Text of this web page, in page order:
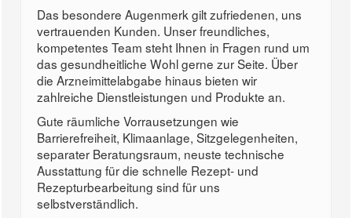
Das besondere Augenmerk gilt zufriedenen, uns
vertrauenden Kunden. Unser freundliches,
kompetentes Team steht Ihnen in Fragen rund um
das gesundheitliche Wohl gerne zur Seite. Über
die Arzneimittelabgabe hinaus bieten wir
zahlreiche Dienstleistungen und Produkte an.
Gute räumliche Vorrausetzungen wie
Barrierefreiheit, Klimaanlage, Sitzgelegenheiten,
separater Beratungsraum, neuste technische
Ausstattung für die schnelle Rezept- und
Rezepturbearbeitung sind für uns
selbstverständlich.